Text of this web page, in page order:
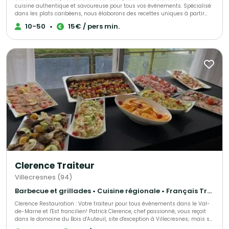
cuisine authentique et savoureuse pour tous vos événements. Spécialisé
dans les plats caribéens, nous élaborons des recettes uniques à partir
d’ingrédients de qualité, alliant savoir-faire et tradition. Offrez à vos
convives une expérience culinaire inoubliable avec nos mets
10-50 • 15€ / pers min.
Clerence Traiteur
Villecresnes (94)
Barbecue et grillades • Cuisine régionale • Français Traditionnel
Clerence Restauration : Votre traiteur pour tous évènements dans le Val-
de-Marne et l'Est francilien! Patrick Clerence, chef passionné, vous reçoit
dans le domaine du Bois d'Auteuil, site d'exception à Villecresnes; mais se
déplace aussi sur le lieu de votre choix. Le Bois d'Auteuil est repris en main